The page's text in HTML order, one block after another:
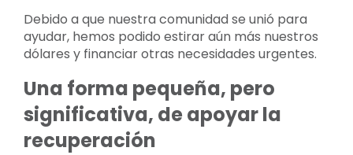
Debido a que nuestra comunidad se unió para
ayudar, hemos podido estirar aún más nuestros
dólares y financiar otras necesidades urgentes.
Una forma pequeña, pero
significativa, de apoyar la
recuperación